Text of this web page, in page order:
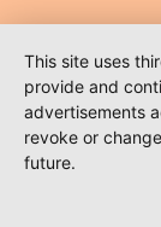
This site uses
provide and
advertisements
revoke or
future.